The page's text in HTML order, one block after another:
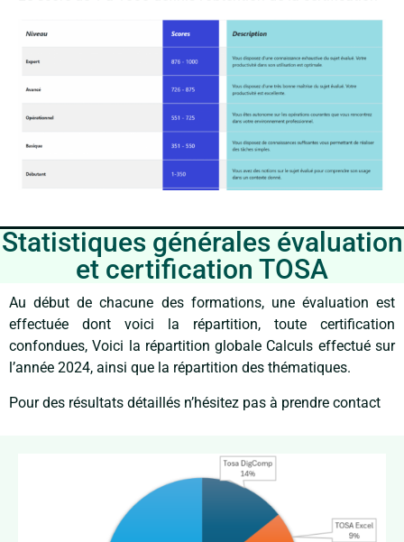
Statistiques générales évaluation
et certification TOSA
Au début de chacune des formations, une évaluation est
effectuée dont voici la répartition, toute certification
confondues, Voici la répartition globale Calculs effectué sur
l’année 2024, ainsi que l a répartition des thématiques.
Pour des résultats détaillés n’hésitez pas à prendre contact